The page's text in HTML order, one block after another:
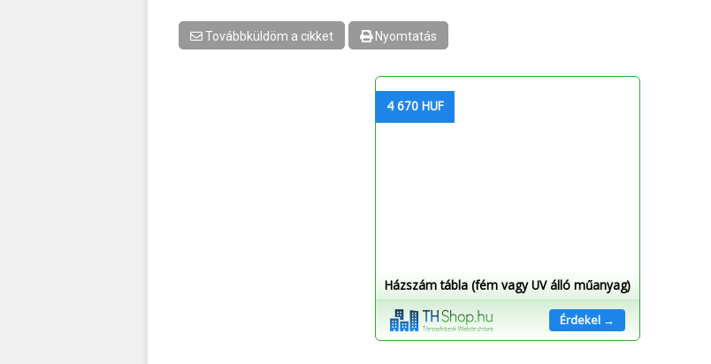
Továbbküldöm a cikket Nyomtatás
4 670 HUF
Házszám tábla (fém vagy UV álló műanyag)
Érdekel →